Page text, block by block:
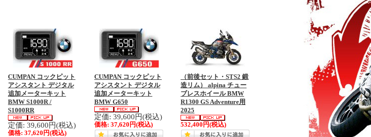
CUMPAN コックピット
アシスタント デジタル
追加メーターキット
BMW S1000R /
S1000RR
定価: 39,600円(税込)
価格:37,620円(税込)
CUMPAN コックピット
アシスタント デジタル
追加メーターキット
BMW G650
定価: 39,600円(税込)
価格:37,620円(税込)
（前後セット・STS2 鍛
造リム） alpina チュー
ブレスホイール BMW
R1300 GS Adventure用
2025
532,400円(税込)